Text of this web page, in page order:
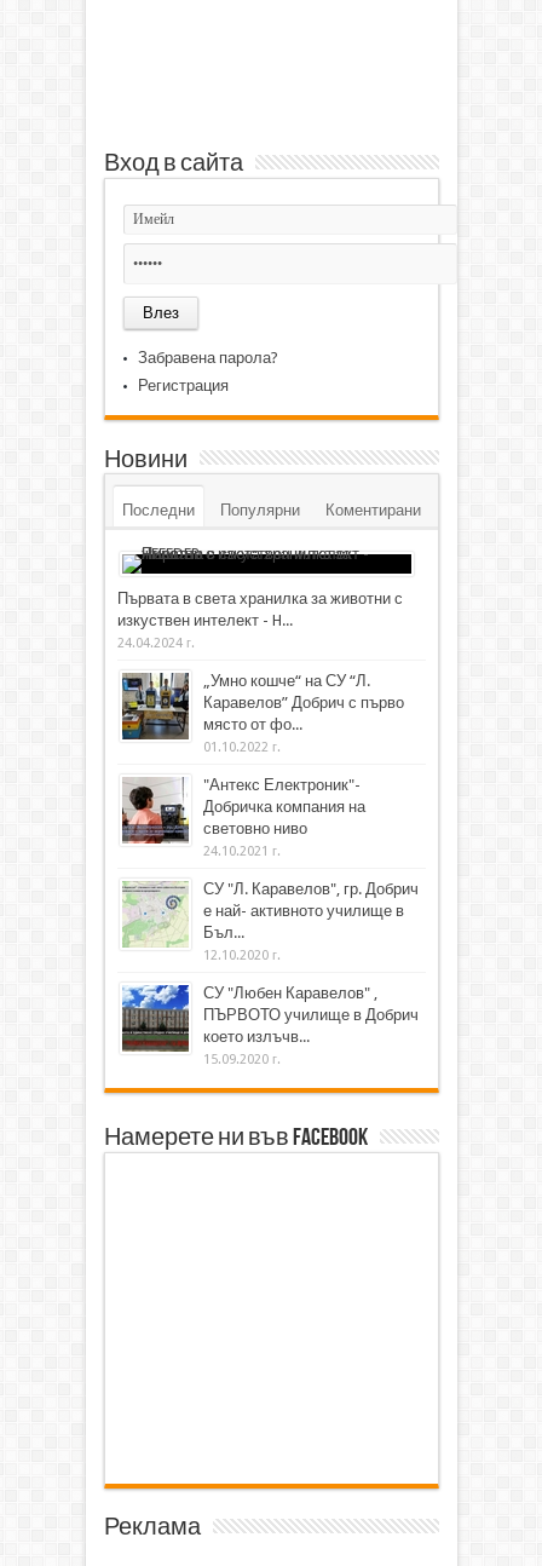
Вход в сайта
Забравена парола?
Регистрация
Новини
Последни Популярни Коментирани
Първата в света хранилка за животни с
изкуствен интелект - H...
24.04.2024 г.
„Умно кошче“ на СУ “Л.
Каравелов” Добрич с първо
място от фо...
01.10.2022 г.
"Антекс Електроник"-
Добричка компания на
световно ниво
24.10.2021 г.
СУ "Л. Каравелов", гр. Добрич
е най- активното училище в
Бъл...
12.10.2020 г.
СУ "Любен Каравелов" ,
ПЪРВОТО училище в Добрич
което излъчв...
15.09.2020 г.
Намерете ни във Facebook
Реклама